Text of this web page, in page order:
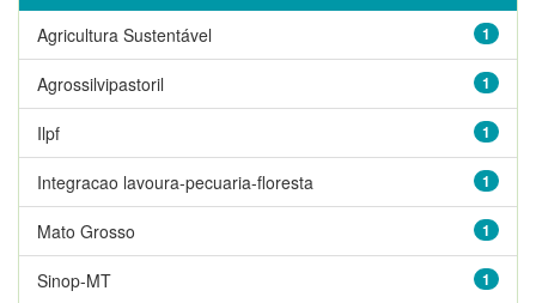
1
Agricultura Sustentável
1
Agrossilvipastoril
1
Ilpf
1
Integracao lavoura-pecuaria-floresta
1
Mato Grosso
1
Sinop-MT